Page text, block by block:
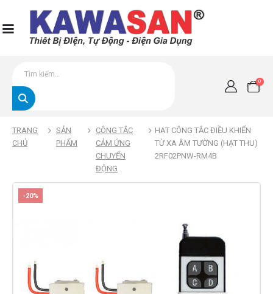
0
TRANG
CHỦ
SẢN
PHẨM
CÔNG TẮC
CẢM ỨNG
CHUYỂN
ĐỘNG
HẠT CÔNG TẮC ĐIỀU KHIỂN
TỪ XA ÂM TƯỜNG (HẠT THU)
2RF02PNW-RM4B
-20%